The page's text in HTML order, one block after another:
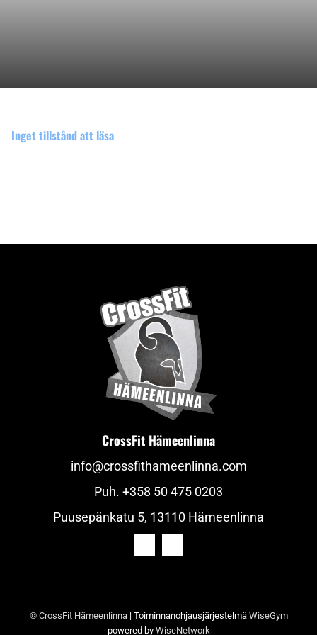
Inget tillstånd att läsa
CrossFit Hämeenlinna
info@crossfithameenlinna.com
Puh. +358 50 475 0203
Puusepänkatu 5, 13110 Hämeenlinna
© CrossFit Hämeenlinna| Toiminnanohjausjärjestelmä WiseGym
powered by WiseNetwork